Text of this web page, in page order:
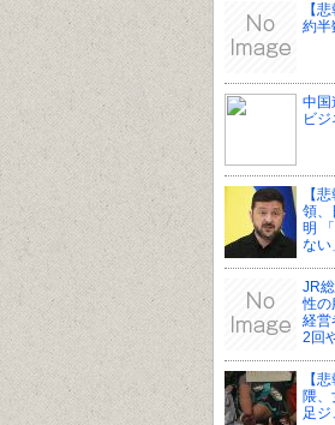
【
約半
中国
ビジ
【
領、
明
ない
JR
性の
経営
2回
【
隈
足